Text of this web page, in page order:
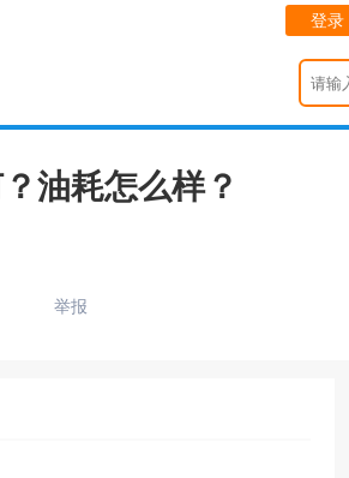
登录
油耗怎么样？
举报